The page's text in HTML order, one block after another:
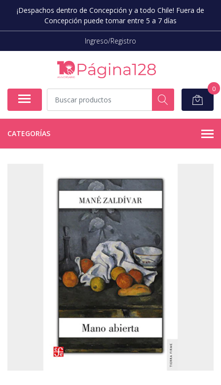
¡Despachos dentro de Concepción y a todo Chile! Fuera de
Concepción puede tomar entre 5 a 7 días
Ingreso/Registro
0
CATEGORÍAS